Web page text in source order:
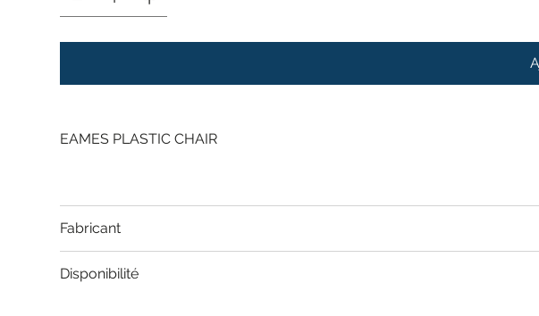
EAMES PLASTIC CHAIR
Fabricant
Disponibilité